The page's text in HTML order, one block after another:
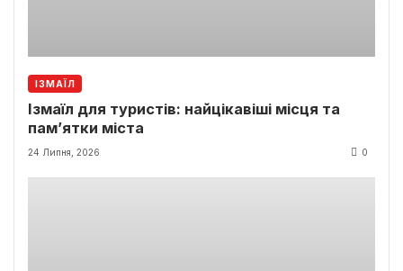
ІЗМАЇЛ
Ізмаїл для туристів: найцікавіші місця та
пам’ятки міста
24 Липня, 2026 0